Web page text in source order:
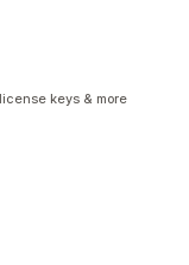
keys & more